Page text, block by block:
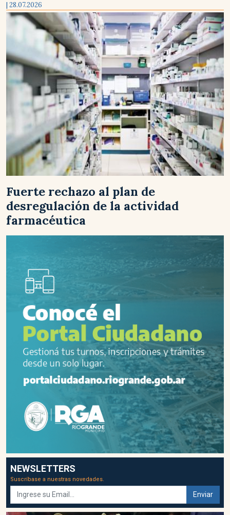
| 28.07.2026
Fuerte rechazo al plan de
desregulación de la actividad
farmacéutica
NEWSLETTERS
Suscríbase a nuestras novedades.
Enviar